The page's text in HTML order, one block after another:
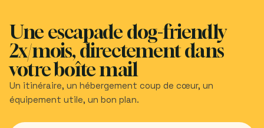
gérer au mieux les possibles
galères aériennes avec votre
chien.
chienne Kwini.
Une escapade dog-friendly
2x/mois, directement dans
votre boîte mail
Un itinéraire, un hébergement coup de cœur, un
équipement utile, un bon plan.